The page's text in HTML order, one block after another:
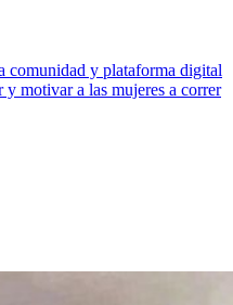
comunidad y plataforma digital
y motivar a las mujeres a correr